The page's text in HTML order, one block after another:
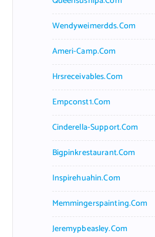
Wendyweimerdds.com
Ameri-Camp.com
Hrsreceivables.com
Empconst1.com
Cinderella-Support.com
Bigpinkrestaurant.com
Inspirehuahin.com
Memmingerspainting.com
Jeremypbeasley.com